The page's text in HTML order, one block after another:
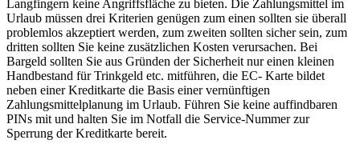
Langfingern keine Angriffsfläche zu bieten. Die Zahlungsmittel im
Urlaub müssen drei Kriterien genügen zum einen sollten sie überall
problemlos akzeptiert werden, zum zweiten sollten sicher sein, zum
dritten sollten Sie keine zusätzlichen Kosten verursachen. Bei
Bargeld sollten Sie aus Gründen der Sicherheit nur einen kleinen
Handbestand für Trinkgeld etc. mitführen, die EC- Karte bildet
neben einer Kreditkarte die Basis einer vernünftigen
Zahlungsmittelplanung im Urlaub. Führen Sie keine auffindbaren
PINs mit und halten Sie im Notfall die Service-Nummer zur
Sperrung der Kreditkarte bereit.